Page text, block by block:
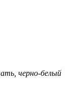
черно-белый